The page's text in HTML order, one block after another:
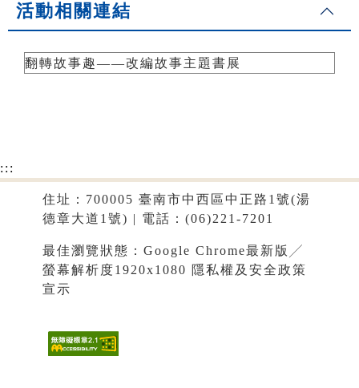
活動相關連結
翻轉故事趣——改編故事主題書展
:::
住址：700005 臺南市中西區中正路1號(湯
德章大道1號) | 電話：(06)221-7201
最佳瀏覽狀態：Google Chrome最新版╱
螢幕解析度1920x1080 隱私權及安全政策
宣示